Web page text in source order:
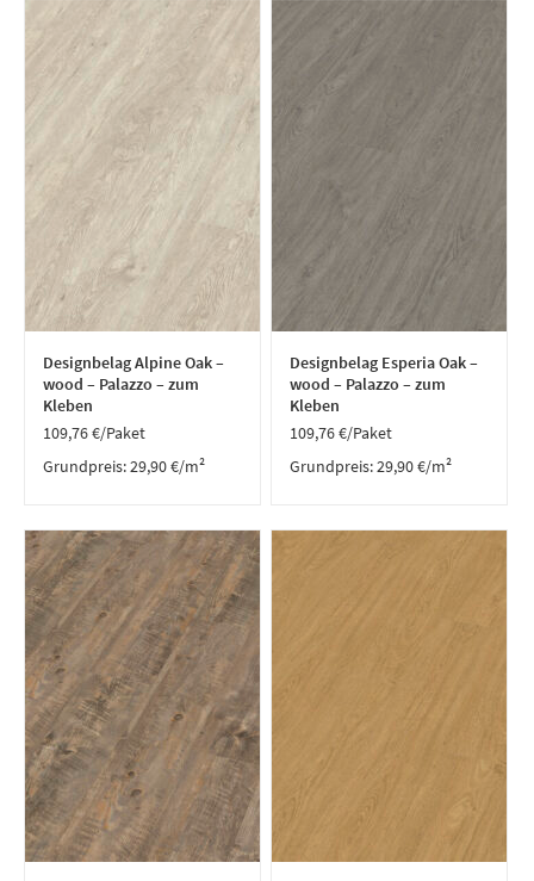
Designbelag Alpine Oak –
wood – Palazzo – zum
Kleben
109,76€/Paket
Grundpreis:29,90€/m²
Designbelag Esperia Oak –
wood – Palazzo – zum
Kleben
109,76€/Paket
Grundpreis:29,90€/m²